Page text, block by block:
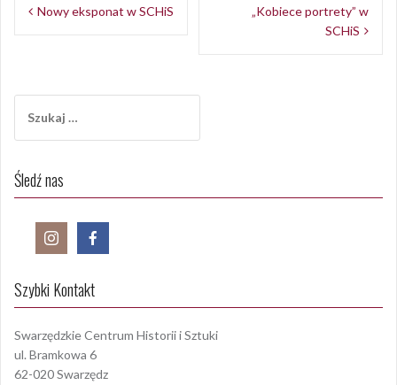
wpisu
Nowy eksponat w SCHiS
„Kobiece portrety” w
SCHiS
Śledź nas
Szybki Kontakt
Swarzędzkie Centrum Historii i Sztuki
ul. Bramkowa 6
62-020 Swarzędz